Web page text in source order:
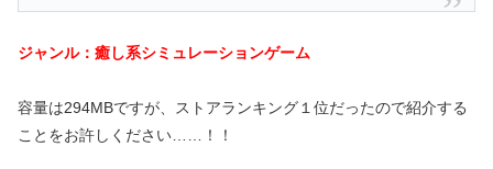
ジャンル：癒し系シミュレーションゲーム
容量は294MBですが、ストアランキング１位だったので紹介する
ことをお許しください……！！